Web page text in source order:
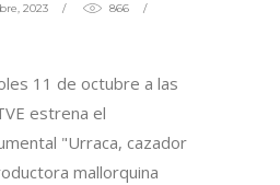
2023 866
11 de octubre a las
estrena el
"Urraca, cazador
mallorquina